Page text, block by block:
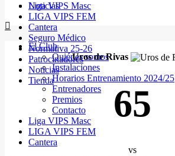
Noticias
El Club
Quiénes somos
Instalaciones
Horarios Entrenamiento 2024/25
Entrenadores
Premios
Contacto
Liga VIPS Masc
LIGA VIPS FEM
Cantera
Liga VIPS Masc
LIGA VIPS FEM
Cantera
Seguro Médico
Normativa 25-26
Patrocinadores
Noticias
Tienda
Uros de Rivas
65
vs